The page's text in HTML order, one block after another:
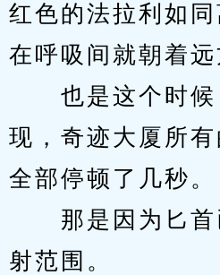
红色的法拉利如
在呼吸间就朝着远
也是这个时候
现，奇迹大厦所有
全部停顿了几秒。
那是因为匕首
射范围。